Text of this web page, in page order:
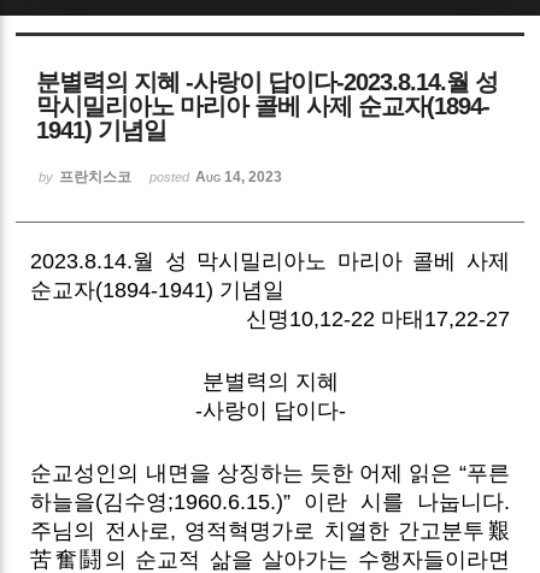
분별력의 지혜 -사랑이 답이다-2023.8.14.월 성
막시밀리아노 마리아 콜베 사제 순교자(1894-
1941) 기념일
by 프란치스코 posted Aug 14, 2023
2023.8.14.월 성 막시밀리아노 마리아 콜베 사제
순교자(1894-1941) 기념일
신명10,12-22 마태17,22-27
분별력의 지혜
-사랑이 답이다-
순교성인의 내면을 상징하는 듯한 어제 읽은 “푸른
하늘을(김수영;1960.6.15.)” 이란 시를 나눕니다.
주님의 전사로, 영적혁명가로 치열한 간고분투艱
苦奮鬪의 순교적 삶을 살아가는 수행자들이라면
Sketchbook5, 스케치북5
Sketchbook5, 스케치북5